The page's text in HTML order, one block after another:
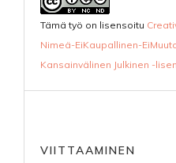
Tämä työ on lisensoitu
Nimeä-EiKaupallinen-
Kansainvälinen Julkinen -
VIITTAAMINEN